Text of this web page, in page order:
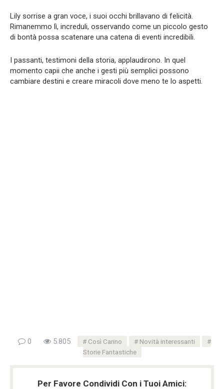
Lily sorrise a gran voce, i suoi occhi brillavano di felicità.
Rimanemmo lì, increduli, osservando come un piccolo gesto
di bontà possa scatenare una catena di eventi incredibili.
I passanti, testimoni della storia, applaudirono. In quel
momento capii che anche i gesti più semplici possono
cambiare destini e creare miracoli dove meno te lo aspetti.
0 5.805 Così Carino
Novità interessanti
Storie Fantastiche
Per Favore Condividi Con i Tuoi Amici: